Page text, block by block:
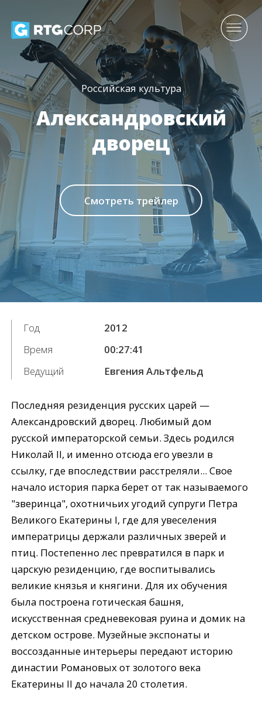
Российская культура
Александровский
дворец
Смотреть трейлер
Год
2012
Время
00:27:41
Ведущий
Евгения Альтфельд
Последняя резиденция русских царей —
Александровский дворец. Любимый дом
русской императорской семьи. Здесь родился
Николай II, и именно отсюда его увезли в
ссылку, где впоследствии расстреляли... Свое
начало история парка берет от так называемого
"зверинца", охотничьих угодий супруги Петра
Великого Екатерины I, где для увеселения
императрицы держали различных зверей и
птиц. Постепенно лес превратился в парк и
царскую резиденцию, где воспитывались
великие князья и княгини. Для их обучения
была построена готическая башня,
искусственная средневековая руина и домик на
детском острове. Музейные экспонаты и
воссозданные интерьеры передают историю
династии Романовых от золотого века
Екатерины II до начала 20 столетия.